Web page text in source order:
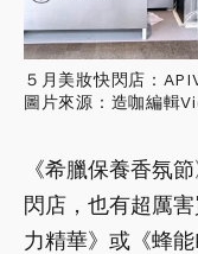
５月美妝快閃店：
圖片來源：造咖編輯
《希臘保養香氛
閃店，也有超厲
力精華》或《蜂